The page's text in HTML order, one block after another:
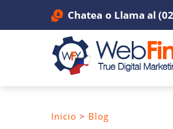
Chatea o Llama al
Inicio > Blog